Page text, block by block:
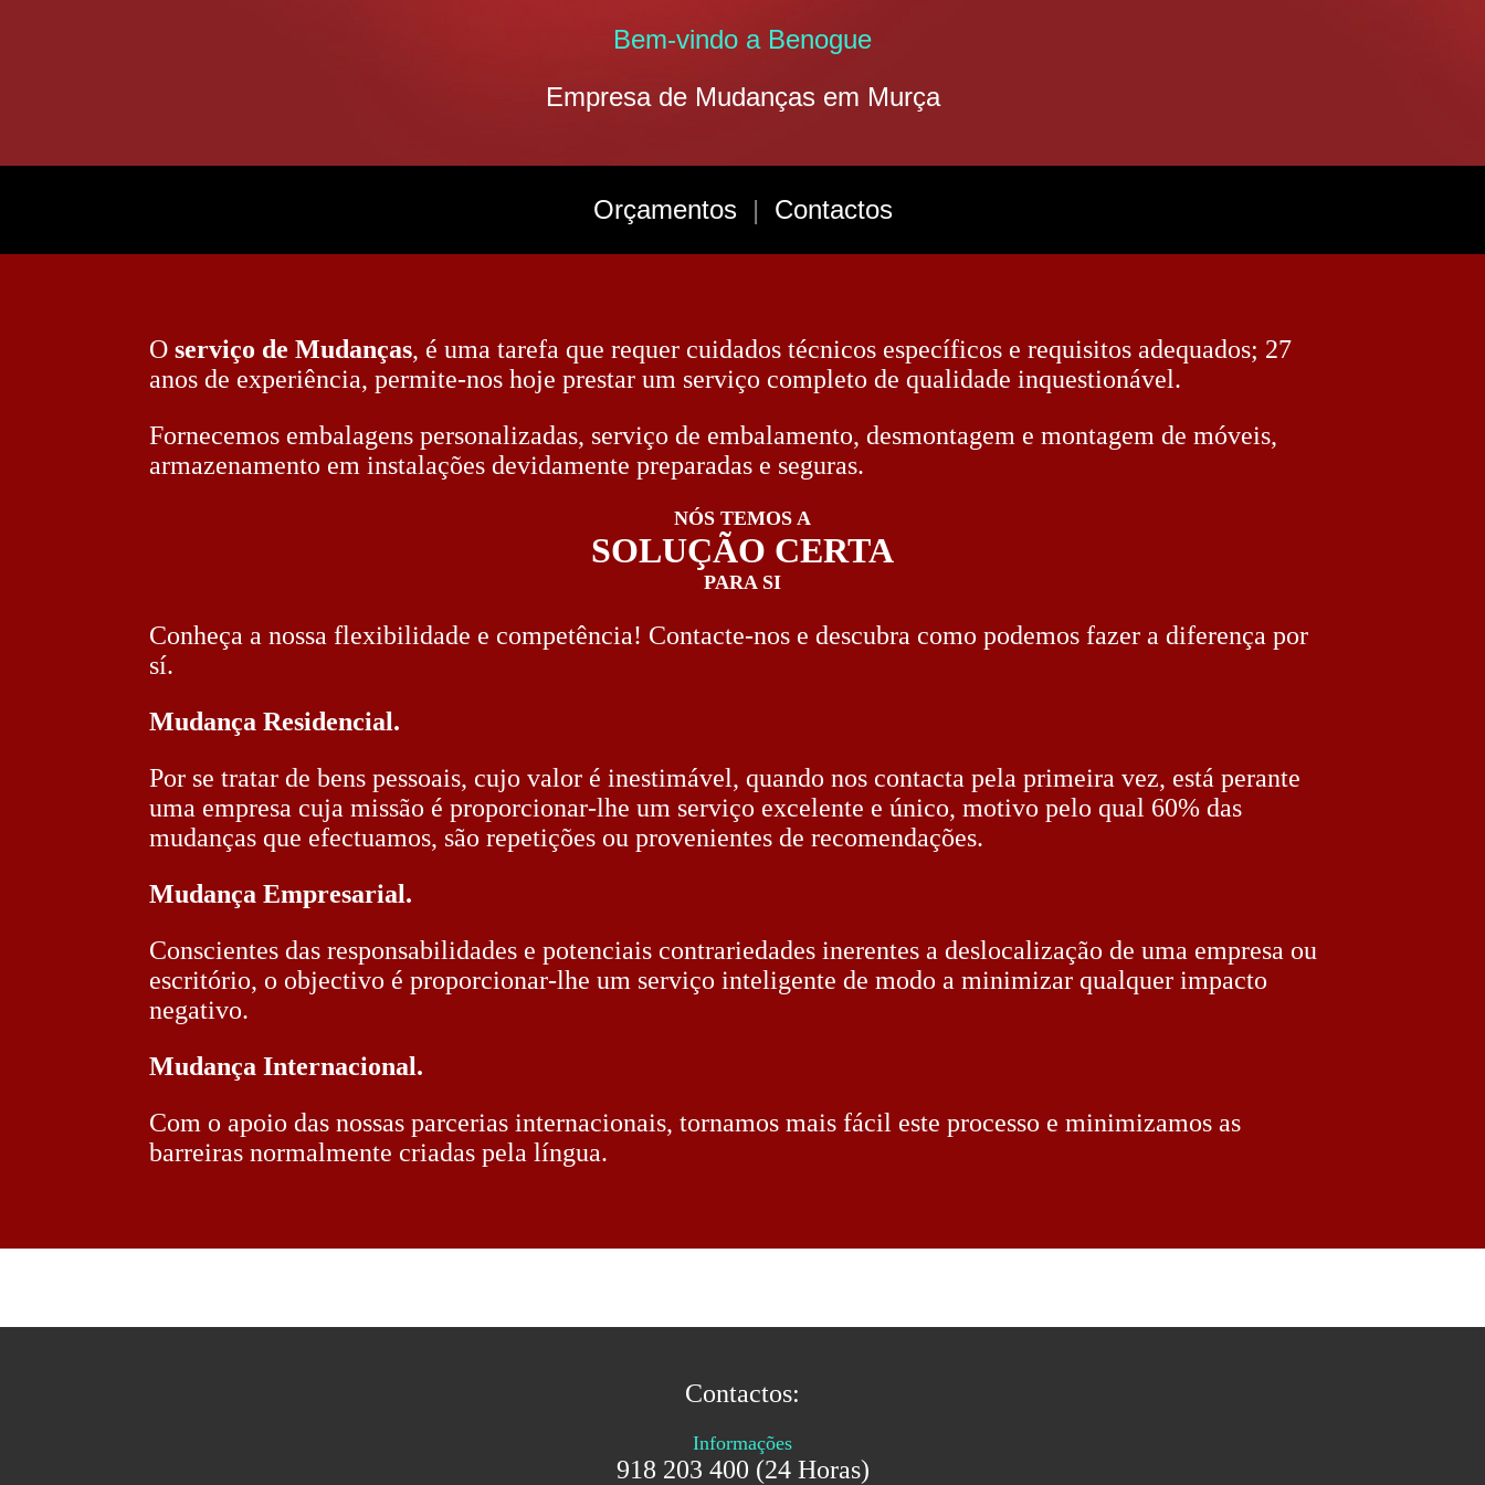
Bem-vindo a Benogue
Empresa de Mudanças em Murça
Orçamentos | Contactos
O serviço de Mudanças, é uma tarefa que requer cuidados técnicos específicos e requisitos adequados; 27
anos de experiência, permite-nos hoje prestar um serviço completo de qualidade inquestionável.
Fornecemos embalagens personalizadas, serviço de embalamento, desmontagem e montagem de móveis,
armazenamento em instalações devidamente preparadas e seguras.
NÓS TEMOS A
SOLUÇÃO CERTA
PARA SI
Conheça a nossa flexibilidade e competência! Contacte-nos e descubra como podemos fazer a diferença por
sí.
Mudança Residencial.
Por se tratar de bens pessoais, cujo valor é inestimável, quando nos contacta pela primeira vez, está perante
uma empresa cuja missão é proporcionar-lhe um serviço excelente e único, motivo pelo qual 60% das
mudanças que efectuamos, são repetições ou provenientes de recomendações.
Mudança Empresarial.
Conscientes das responsabilidades e potenciais contrariedades inerentes a deslocalização de uma empresa ou
escritório, o objectivo é proporcionar-lhe um serviço inteligente de modo a minimizar qualquer impacto
negativo.
Mudança Internacional.
Com o apoio das nossas parcerias internacionais, tornamos mais fácil este processo e minimizamos as
barreiras normalmente criadas pela língua.
Contactos:
Informações
918 203 400 (24 Horas)